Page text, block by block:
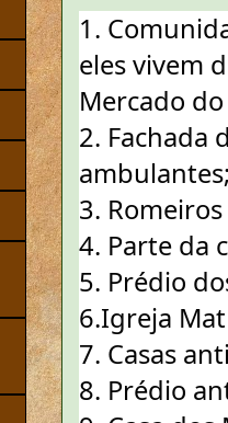
1.
eles vivem
Mercado
2. Fachada
3.
4. Parte da
5. Prédio
6.Igreja
7. Casas
8. Prédio